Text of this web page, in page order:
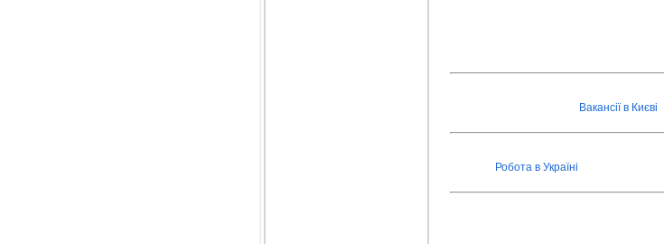
Вакансії в Києві
Робота в Україні